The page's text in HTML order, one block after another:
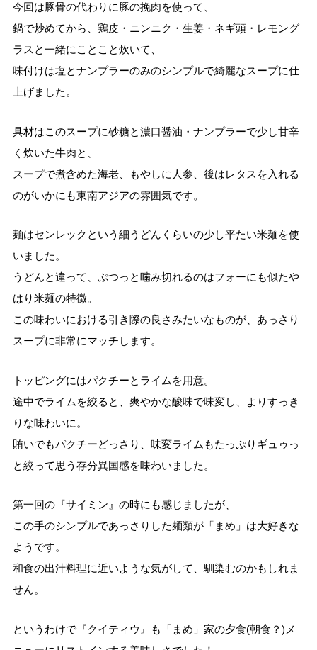
今回は豚骨の代わりに豚の挽肉を使って、
鍋で炒めてから、鶏皮・ニンニク・生姜・ネギ頭・レモング
ラスと一緒にことこと炊いて、
味付けは塩とナンプラーのみのシンプルで綺麗なスープに仕
上げました。
具材はこのスープに砂糖と濃口醤油・ナンプラーで少し甘辛
く炊いた牛肉と、
スープで煮含めた海老、もやしに人参、後はレタスを入れる
のがいかにも東南アジアの雰囲気です。
麺はセンレックという細うどんくらいの少し平たい米麺を使
いました。
うどんと違って、ぷつっと噛み切れるのはフォーにも似たや
はり米麺の特徴。
この味わいにおける引き際の良さみたいなものが、あっさり
スープに非常にマッチします。
トッピングにはパクチーとライムを用意。
途中でライムを絞ると、爽やかな酸味で味変し、よりすっき
りな味わいに。
賄いでもパクチーどっさり、味変ライムもたっぷりギュゥっ
と絞って思う存分異国感を味わいました。
第一回の『サイミン』の時にも感じましたが、
この手のシンプルであっさりした麺類が「まめ」は大好きな
ようです。
和食の出汁料理に近いような気がして、馴染むのかもしれま
せん。
というわけで『クイティウ』も「まめ」家の夕食(朝食？)メ